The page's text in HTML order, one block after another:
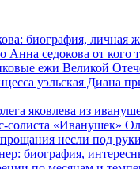
биография, личная
Анна седокова от кого
ежи Великой
уэльская Диана
яковлева из
солиста «Иванушек»
несли под руки
биография,